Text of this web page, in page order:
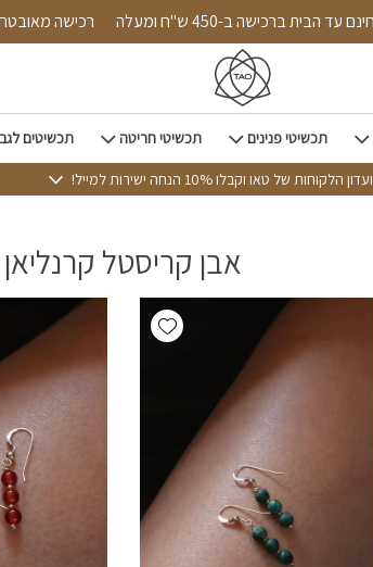
חינם עד הבית ברכישה ב-450 ש"ח ומעלה רכישה
תכשיטי פנינים תכשיטי חריטה תכשיטים
של טאו וקבלו 10% הנחה ישירות למייל!
אבן קריסטל קרנליאן
Add wishlist